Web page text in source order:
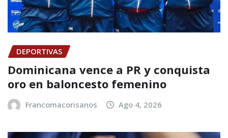
DEPORTIVAS
Dominicana vence a PR y conquista
oro en baloncesto femenino
Francomacorisanos Ago 4, 2026